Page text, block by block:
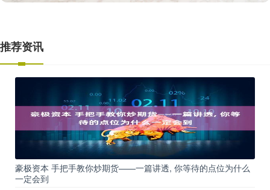
推荐资讯
豪极资本 手把手教你炒期货——一篇讲透, 你等待的点位为什么
一定会到